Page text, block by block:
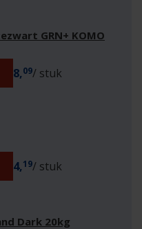
GRN+ KOMO
8,09/ stuk
4,19/ stuk
Dark 20kg